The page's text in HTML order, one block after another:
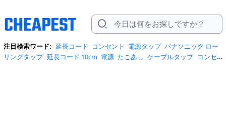
注目検索ワード: 延長コード コンセント 電源タップ パナソニック ロー
リングタップ 延長コード 10cm 電源 たこあし ケーブルタップ コンセ